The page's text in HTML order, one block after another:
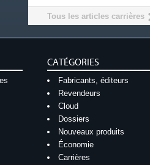
Tous les articles carrières
CATÉGORIES
Fabricants, éditeurs
Revendeurs
Cloud
Dossiers
Nouveaux produits
Économie
Carrières